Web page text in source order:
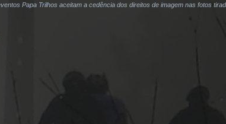
Papa Trilhos aceitam a cedência dos direitos de imagem nas fotos